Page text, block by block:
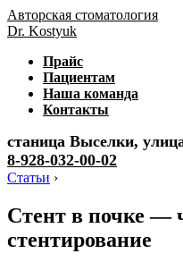
Авторская стоматология
Dr. Kostyuk
Прайс
Пациентам
Наша команда
Контакты
станица Выселки,
8-928-032-00-02
Статьи ›
Стент в почке —
стентирование